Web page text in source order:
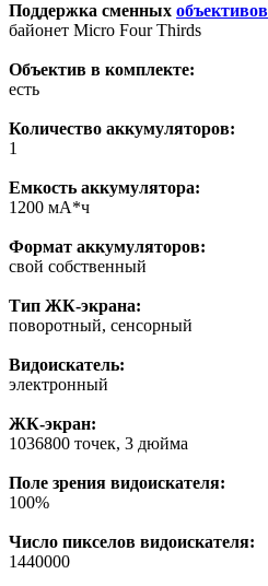
Поддержка сменных объективов
байонет Micro Four Thirds
Объектив в комплекте:
есть
Количество аккумуляторов:
1
Емкость аккумулятора:
1200 мА*ч
Формат аккумуляторов:
свой собственный
Тип ЖК-экрана:
поворотный, сенсорный
Видоискатель:
электронный
ЖК-экран:
1036800 точек, 3 дюйма
Поле зрения видоискателя:
100%
Число пикселов видоискателя:
1440000